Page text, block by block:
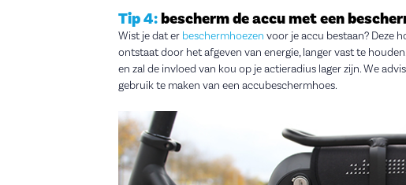
Tip 4:bescherm de accu met een
Wist je dat er beschermhoezen voor je accu bestaan? Deze
ontstaat door het afgeven van energie, langer vast te
en zal de invloed van kou op je actieradius lager zijn. We
gebruik te maken van een accubeschermhoes.